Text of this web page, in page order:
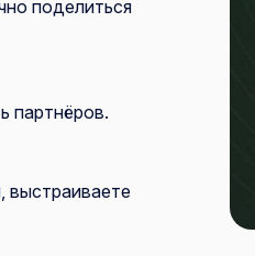
поделиться
партнёров.
выстраиваете